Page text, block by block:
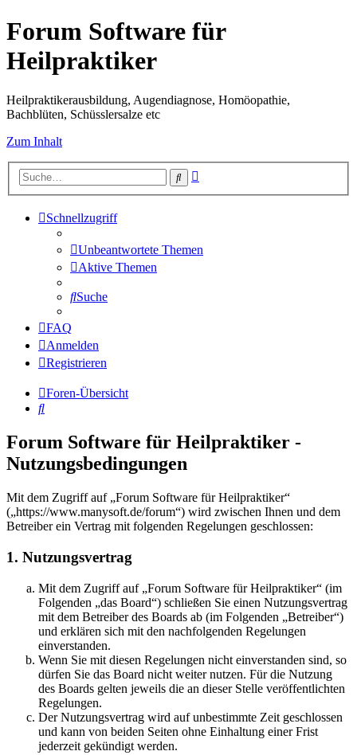
Forum Software für
Heilpraktiker
Heilpraktikerausbildung, Augendiagnose, Homöopathie,
Bachblüten, Schüsslersalze etc
Zum Inhalt
Suche
Schnellzugriff
Unbeantwortete Themen
Aktive Themen
Suche
FAQ
Anmelden
Registrieren
Foren-Übersicht
Suche
Forum Software für Heilpraktiker -
Nutzungsbedingungen
Mit dem Zugriff auf „Forum Software für Heilpraktiker“
(„https://www.manysoft.de/forum“) wird zwischen Ihnen und dem
Betreiber ein Vertrag mit folgenden Regelungen geschlossen:
1. Nutzungsvertrag
Mit dem Zugriff auf „Forum Software für Heilpraktiker“ (im
Folgenden „das Board“) schließen Sie einen Nutzungsvertrag
mit dem Betreiber des Boards ab (im Folgenden „Betreiber“)
und erklären sich mit den nachfolgenden Regelungen
einverstanden.
Wenn Sie mit diesen Regelungen nicht einverstanden sind, so
dürfen Sie das Board nicht weiter nutzen. Für die Nutzung
des Boards gelten jeweils die an dieser Stelle veröffentlichten
Regelungen.
Der Nutzungsvertrag wird auf unbestimmte Zeit geschlossen
und kann von beiden Seiten ohne Einhaltung einer Frist
jederzeit gekündigt werden.